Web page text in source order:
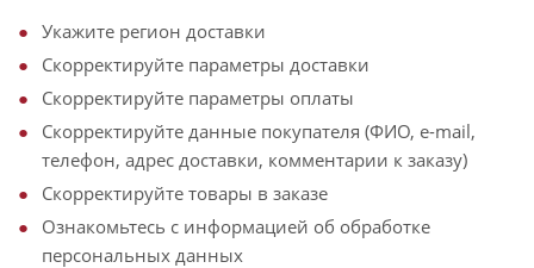
Укажите регион доставки
Скорректируйте параметры доставки
Скорректируйте параметры оплаты
Скорректируйте данные покупателя (ФИО, e-mail,
телефон, адрес доставки, комментарии к заказу)
Скорректируйте товары в заказе
Ознакомьтесь с информацией об обработке
персональных данных